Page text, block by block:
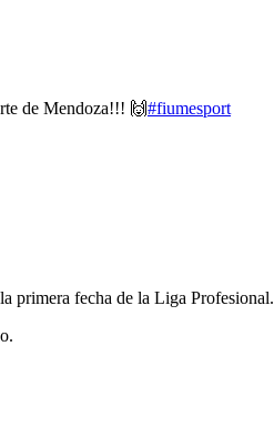
de Mendoza!!! 🙌#fiumesport
primera fecha de la Liga Profesional.